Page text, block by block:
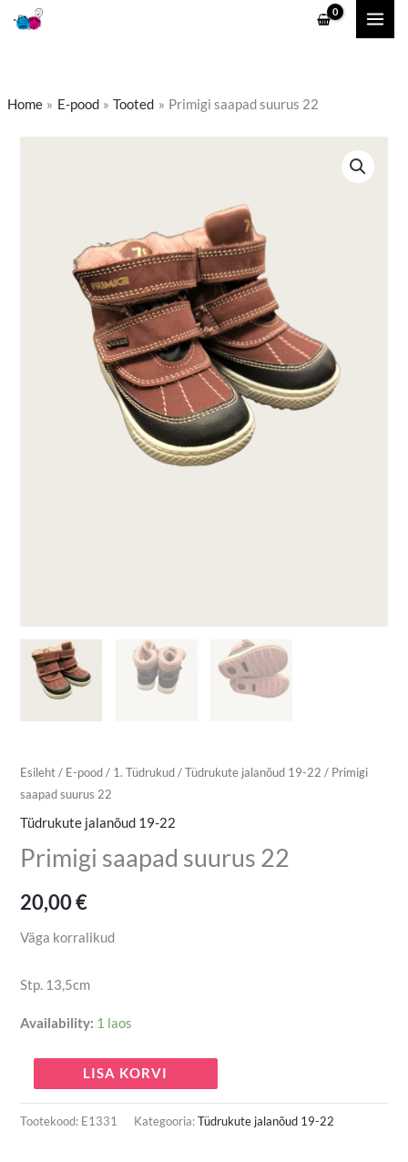
Skip
Home E-pood Tooted Primigi saapad suurus 22
Esileht/ E-pood/ 1. Tüdrukud/Tüdrukute jalanõud 19-22 / Primigi
saapad suurus 22
Tüdrukute jalanõud 19-22
Primigi saapad suurus 22
20,00€
Väga korralikud
Stp. 13,5cm
Availability: 1 laos
LISA KORVI
Tootekood: E1331 Kategooria:Tüdrukute jalanõud 19-22